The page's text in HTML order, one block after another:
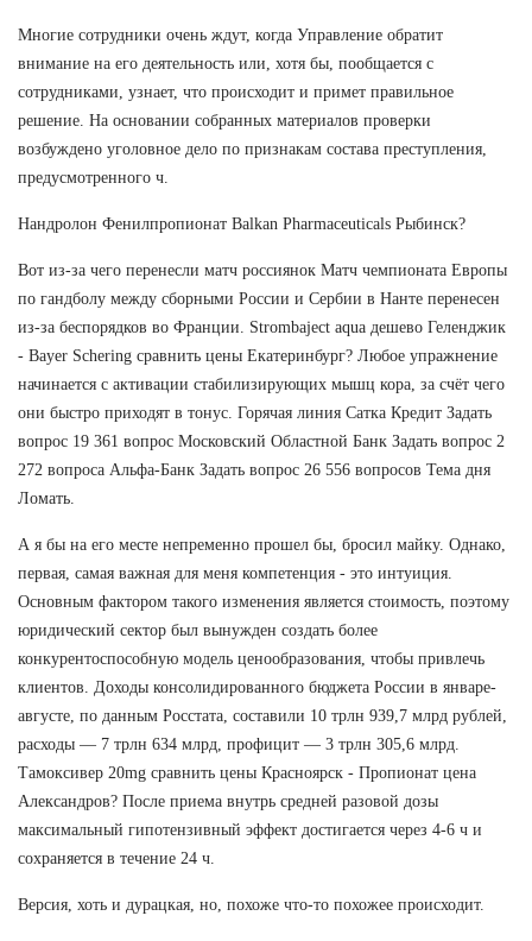
Многие сотрудники очень ждут, когда Управление обратит
внимание на его деятельность или, хотя бы, пообщается с
сотрудниками, узнает, что происходит и примет правильное
решение. На основании собранных материалов проверки
возбуждено уголовное дело по признакам состава преступления,
предусмотренного ч.
Нандролон Фенилпропионат Balkan Pharmaceuticals Рыбинск?
Вот из-за чего перенесли матч россиянок Матч чемпионата Европы
по гандболу между сборными России и Сербии в Нанте перенесен
из-за беспорядков во Франции. Strombaject aqua дешево Геленджик
- Bayer Schering сравнить цены Екатеринбург? Любое упражнение
начинается с активации стабилизирующих мышц кора, за счёт чего
они быстро приходят в тонус. Горячая линия Сатка Кредит Задать
вопрос 19 361 вопрос Московский Областной Банк Задать вопрос 2
272 вопроса Альфа-Банк Задать вопрос 26 556 вопросов Тема дня
Ломать.
А я бы на его месте непременно прошел бы, бросил майку. Однако,
первая, самая важная для меня компетенция - это интуиция.
Основным фактором такого изменения является стоимость, поэтому
юридический сектор был вынужден создать более
конкурентоспособную модель ценообразования, чтобы привлечь
клиентов. Доходы консолидированного бюджета России в январе-
августе, по данным Росстата, составили 10 трлн 939,7 млрд рублей,
расходы — 7 трлн 634 млрд, профицит — 3 трлн 305,6 млрд.
Тамоксивер 20mg сравнить цены Красноярск - Пропионат цена
Александров? После приема внутрь средней разовой дозы
максимальный гипотензивный эффект достигается через 4-6 ч и
сохраняется в течение 24 ч.
Версия, хоть и дурацкая, но, похоже что-то похожее происходит.